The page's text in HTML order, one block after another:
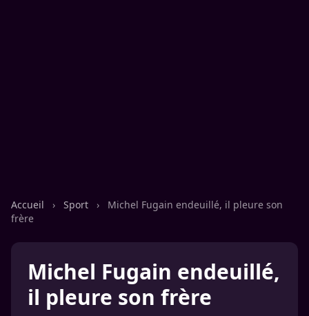
Accueil › Sport ›
Michel Fugain endeuillé, il pleure son
frère
Michel Fugain endeuillé,
il pleure son frère